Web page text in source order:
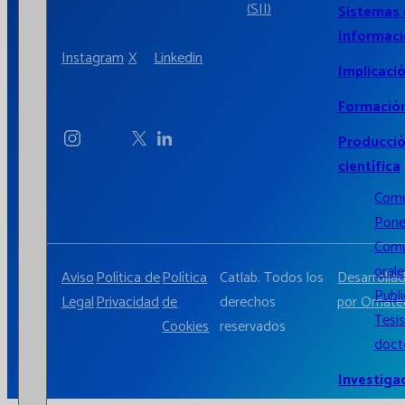
Sistemas
científica
Tesis
InstagramX Linkedin
(SII)
Aviso
Legal
Política de
Privacidad
Política
de
Cookies
Catlab. Todos los
derechos
reservados
por